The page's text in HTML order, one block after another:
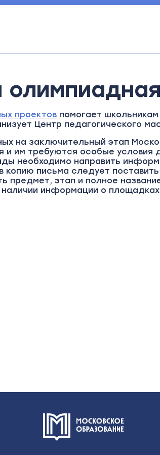
проектов помогает
Центр педагогического
на заключительный этап
и им требуются особые
необходимо направить
копию письма следует
предмет, этап и полное
наличии информации о